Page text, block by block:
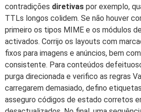
contradições diretivas por exemplo,
TTLs longos colidem. Se não houver
primeiro os tipos MIME e os módulos
activados. Corrijo os layouts com
fixos para imagens e anúncios, bem
consistente. Para conteúdos
purga direcionada e verifico as regras
carregarem demasiado, defino
asseguro códigos de estado corretos